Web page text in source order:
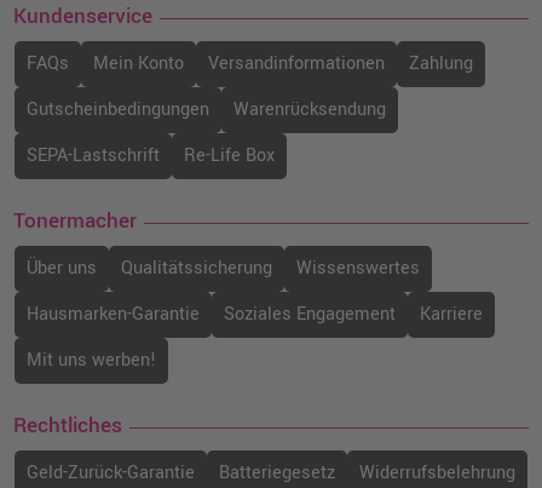
Kundenservice
FAQs Mein Konto Versandinformationen
Zahlung
Gutscheinbedingungen
Warenrücksendung
SEPA-Lastschrift
Re-Life Box
Tonermacher
Über uns Qualitätssicherung
Wissenswertes
Hausmarken-Garantie
Soziales Engagement
Karriere
Mit uns werben!
Rechtliches
Geld-Zurück-Garantie Batteriegesetz
Widerrufsbelehrung